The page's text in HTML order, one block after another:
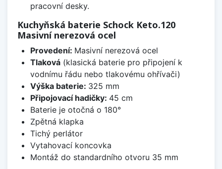
pracovní desky.
Kuchyňská baterie Schock Keto.120
Masivní nerezová ocel
Provedení: Masivní nerezová ocel
Tlaková(klasická baterie pro připojení k
vodnímu řádu nebo tlakovému ohřívači)
Výška baterie: 325 mm
Připojovací hadičky: 45 cm
Baterie je otočná o 180°
Zpětná klapka
Tichý perlátor
Vytahovací koncovka
Montáž do standardního otvoru 35 mm